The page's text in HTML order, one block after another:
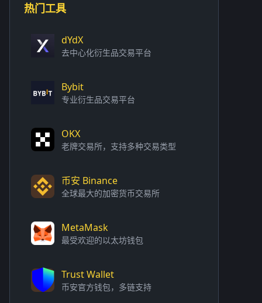
热门工具
dYdX
去中心化衍生品交易平台
Bybit
专业衍生品交易平台
OKX
老牌交易所，支持多种交易类型
币安 Binance
全球最大的加密货币交易所
MetaMask
最受欢迎的以太坊钱包
Trust Wallet
币安官方钱包，多链支持